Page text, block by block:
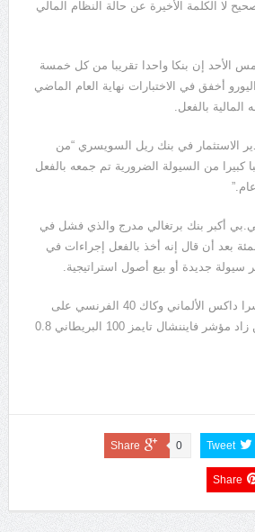
لا الكلمة الأخيرة عن حالة النظام المالي
الأحد إن بنكا واحدا تقريبا من كل خمسة
أخفق في الاختبارات نهاية العام الماضي
بالفعل.
الاستثمار في بنك ريل السويسري “من
كبيرا من السيولة الضرورية تم جمعه بالفعل
أكبر بنك برتغالي مدرج والذي فشل في
بعد أن قال إنه أخذ بالفعل إجراءات في
وفي أنحاء أوروبا فتح مؤشرا داكس الألماني وكاك 40 الفرنسي على
ارتفاع 0.9 بالمئة في حين زاد مؤشر فايننشال تايمز 100 البريطاني 0.8
Tweet
Share 0
Share